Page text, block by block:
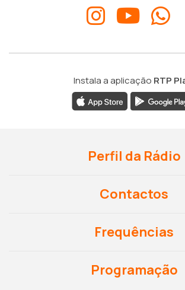
Instala a aplicação RTP
Perfil da Rádio
Contactos
Frequências
Programação